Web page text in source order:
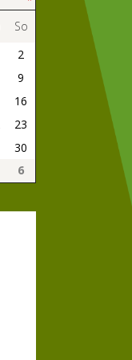
So
2
9
16
23
30
6